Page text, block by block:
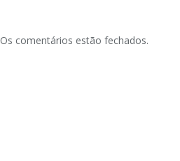
Os comentários estão fechados.